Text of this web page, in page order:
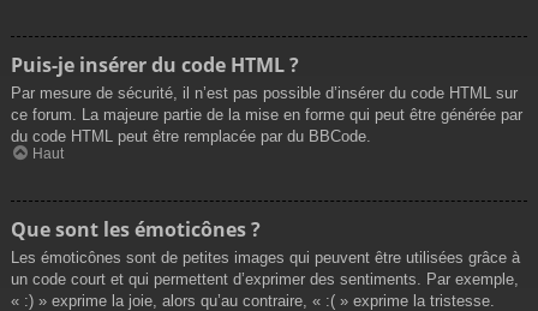
Puis-je insérer du code HTML ?
Par mesure de sécurité, il n’est pas possible d’insérer du code HTML sur
ce forum. La majeure partie de la mise en forme qui peut être générée par
du code HTML peut être remplacée par du BBCode.
Haut
Que sont les émoticônes ?
Les émoticônes sont de petites images qui peuvent être utilisées grâce à
un code court et qui permettent d’exprimer des sentiments. Par exemple,
« :) » exprime la joie, alors qu’au contraire, « :( » exprime la tristesse.